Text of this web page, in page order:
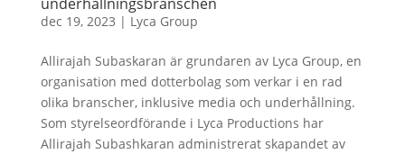
dec 19, 2023 | Lyca Group
Allirajah Subaskaran är grundaren av Lyca Group, en
organisation med dotterbolag som verkar i en rad
olika branscher, inklusive media och underhållning.
Som styrelseordförande i Lyca Productions har
Allirajah Subashkaran administrerat skapandet av